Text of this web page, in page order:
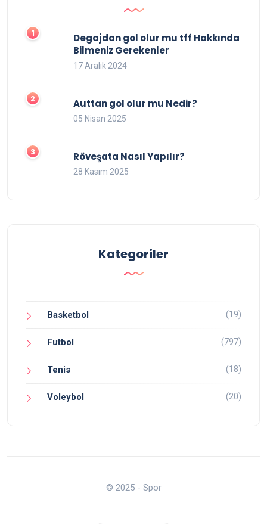
Degajdan gol olur mu tff Hakkında
Bilmeniz Gerekenler
17 Aralık 2024
Auttan gol olur mu Nedir?
05 Nisan 2025
Röveşata Nasıl Yapılır?
28 Kasım 2025
Kategoriler
Basketbol (19)
Futbol (797)
Tenis (18)
Voleybol (20)
© 2025 - Spor